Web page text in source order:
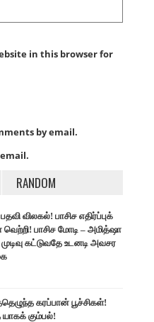
in this browser for
by email.
RANDOM
விலகல்! பாசிச எதிர்ப்புக்
பாசிச மோடி – அமித்ஷா
முடிவு கட்டுவதே உடனடி அவசர
கரப்பான் பூச்சிகள்!
கும்பல்!